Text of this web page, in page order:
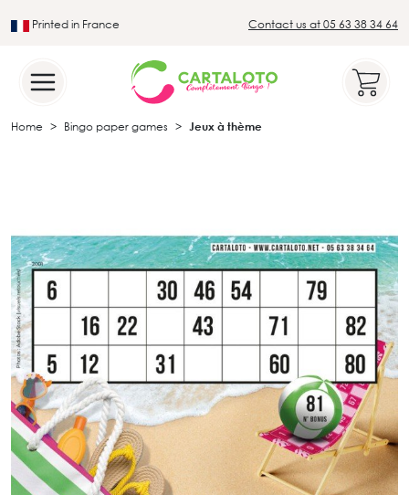
Printed in France Contact us at 05 63 38 34 64
Home Bingo paper games Jeux à thème